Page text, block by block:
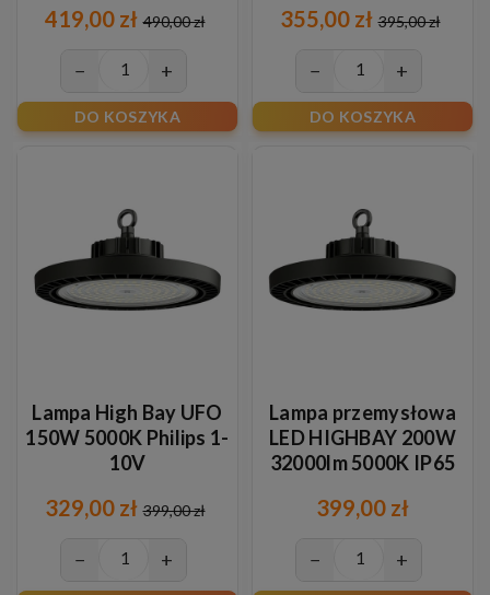
419,00 zł 490,00 zł
− +
DO KOSZYKA
355,00 zł 395,00 zł
− +
DO KOSZYKA
Lampa High Bay UFO
150W 5000K Philips 1-
10V
329,00 zł 399,00 zł
− +
Lampa przemysłowa
LED HIGHBAY 200W
32000lm 5000K IP65
399,00 zł
− +